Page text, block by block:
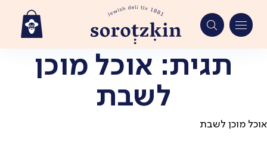
תגית: אוכל מוכן
לשבת
אוכל מוכן לשבת